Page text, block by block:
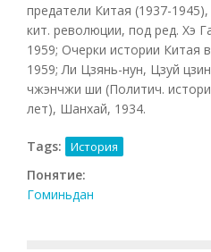
предатели Китая (1937-
кит. революции, под ред. Хэ
1959; Очерки истории Китая
1959; Ли Цзянь-нун, Цзуй
чжэнчжи ши (Политич.
лет), Шанхай, 1934.
Tags: История
Понятие:
Гоминьдан